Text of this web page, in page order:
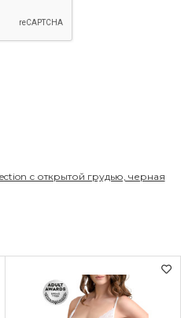
с открытой грудью, черная